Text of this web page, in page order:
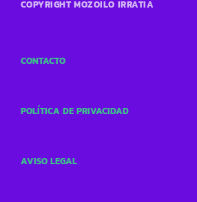
COPYRIGHT MOZOILO IRRATIA
CONTACTO
POLÍTICA DE PRIVACIDAD
AVISO LEGAL